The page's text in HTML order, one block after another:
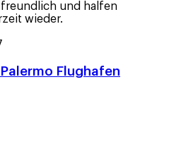
freundlich und halfen
wieder.
Flughafen